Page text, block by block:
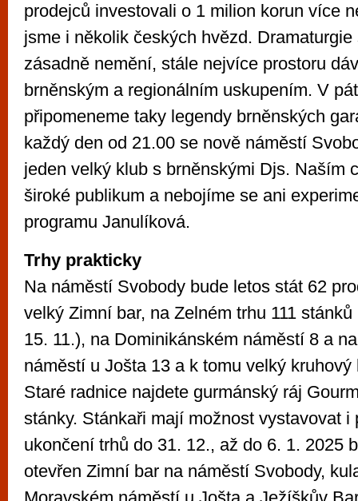
prodejců investovali o 1 milion korun více
jsme i několik českých hvězd.
zásadně nemění, stále nejvíce prostoru
brněnským a regionálním uskupením. V
připomeneme taky legendy brněnských
každý den od 21.00 se nově náměstí
jeden velký klub s brněnskými Djs. Naším
široké publikum a nebojíme se ani
programu Janulíková.
Trhy prakticky
Na náměstí Svobody bude letos stát 62
velký Zimní bar, na Zelném trhu 111
15. 11.), na Dominikánském náměstí 8 a
náměstí u Jošta 13 a k tomu velký kruhový
Staré radnice najdete gurmánský ráj
stánky. Stánkaři mají možnost vystavovat i
ukončení trhů do 31. 12., až do 6. 1. 2025
otevřen Zimní bar na náměstí Svobody,